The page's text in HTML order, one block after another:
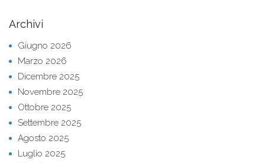
Archivi
Giugno 2026
Marzo 2026
Dicembre 2025
Novembre 2025
Ottobre 2025
Settembre 2025
Agosto 2025
Luglio 2025